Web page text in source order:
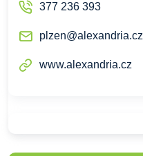
377 236 393
plzen@alexandria.cz
www.alexandria.cz